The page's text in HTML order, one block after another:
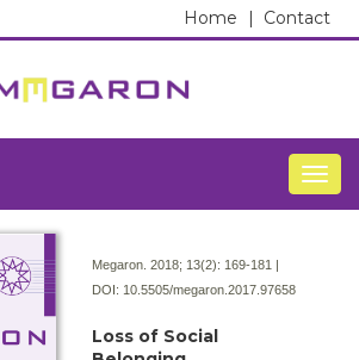
Contact
Home |
Megaron. 2018; 13(2): 169-181 |
DOI: 10.5505/megaron.2017.97658
Loss of Social